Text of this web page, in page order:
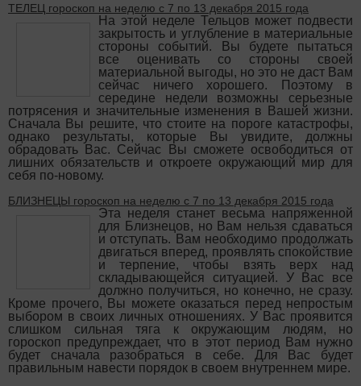
ТЕЛЕЦ гороскоп на неделю с 7 по 13 декабря 2015 года
На этой неделе Тельцов может подвести
закрытость и углубление в материальные
стороны событий. Вы будете пытаться
все оценивать со стороны своей
материальной выгоды, но это не даст Вам
сейчас ничего хорошего. Поэтому в
середине недели возможны серьезные
потрясения и значительные изменения в Вашей жизни.
Сначала Вы решите, что стоите на пороге катастрофы,
однако результаты, которые Вы увидите, должны
обрадовать Вас. Сейчас Вы сможете освободиться от
лишних обязательств и откроете окружающий мир для
себя по-новому.
БЛИЗНЕЦЫ гороскоп на неделю с 7 по 13 декабря 2015 года
Эта неделя станет весьма напряженной
для Близнецов, но Вам нельзя сдаваться
и отступать. Вам необходимо продолжать
двигаться вперед, проявлять спокойствие
и терпение, чтобы взять верх над
складывающейся ситуацией. У Вас все
должно получиться, но конечно, не сразу.
Кроме прочего, Вы можете оказаться перед непростым
выбором в своих личных отношениях. У Вас проявится
слишком сильная тяга к окружающим людям, но
гороскоп предупреждает, что в этот период Вам нужно
будет сначала разобраться в себе. Для Вас будет
правильным навести порядок в своем внутреннем мире.